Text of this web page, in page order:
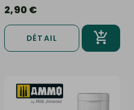
2,90 €
DÉTAIL